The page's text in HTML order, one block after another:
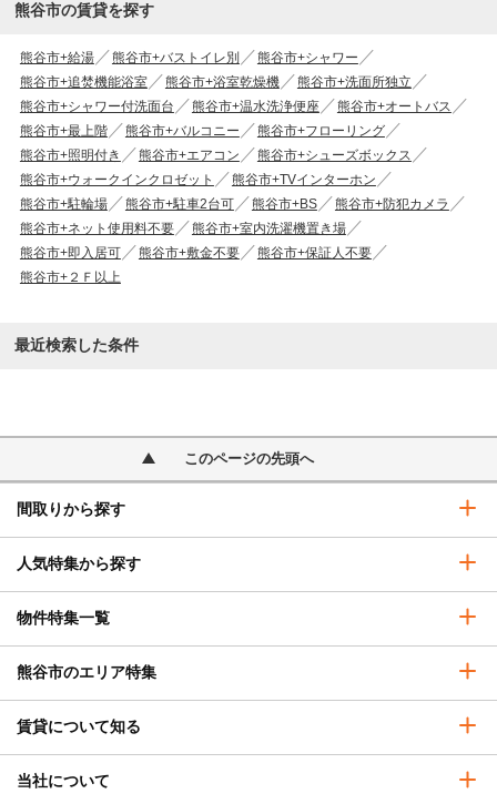
熊谷市の賃貸を探す
熊谷市+給湯 熊谷市+バストイレ別
熊谷市+シャワー
熊谷市+追焚機能浴室
熊谷市+浴室乾燥機
熊谷市+洗面所独立
熊谷市+シャワー付洗面台
熊谷市+温水洗浄便座
熊谷市+オートバス
熊谷市+最上階
熊谷市+バルコニー
熊谷市+フローリング
熊谷市+照明付き
熊谷市+エアコン
熊谷市+シューズボックス
熊谷市+ウォークインクロゼット
熊谷市+TVインターホン
熊谷市+駐輪場
熊谷市+駐車2台可 熊谷市+BS
熊谷市+防犯カメラ
熊谷市+ネット使用料不要
熊谷市+室内洗濯機置き場
熊谷市+即入居可
熊谷市+敷金不要
熊谷市+保証人不要
熊谷市+２Ｆ以上
最近検索した条件
このページの先頭へ
間取りから探す
人気特集から探す
物件特集一覧
熊谷市のエリア特集
賃貸について知る
当社について